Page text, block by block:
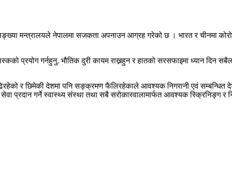
मन्त्रालयले नेपालमा सजकता अपनाउन आग्रह गरेको छ । भारत र चीनमा
प्रयोग गर्नहुनु, भौतिक दुरी कायम राख्नहुन र हातको सरसफाइमा ध्यान
र छिमेकी देशमा पनि सङ्क्रमण फैलिरहेकाले आवश्यक निगरानी एवं
प्रदान गर्ने स्वास्थ्य संस्था तथा सबै सरोकारवालामार्फत आवश्यक स्क्रिनिङ्ग र